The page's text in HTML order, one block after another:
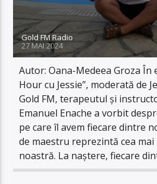
Gold FM Radio
27 MAI 2024
Autor: Oana-Medeea Groza În
Hour cu Jessie”, moderată de
Gold FM, terapeutul și
Emanuel Enache a vorbit
pe care îl avem fiecare dintre
de maestru reprezintă cea
noastră. La naștere, fiecare